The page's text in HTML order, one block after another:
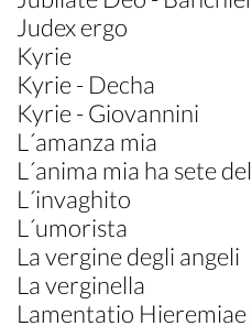
Judex ergo
Kyrie
Kyrie - Decha
Kyrie - Giovannini
L´amanza mia
L´anima mia ha sete
L´invaghito
L´umorista
La vergine degli angeli
La verginella
Lamentatio